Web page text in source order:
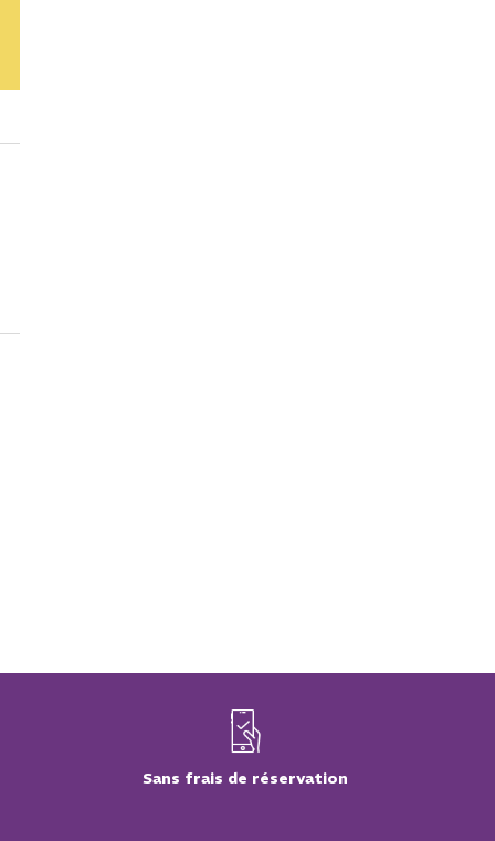
Sans frais de réservation